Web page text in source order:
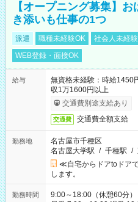
【オープニング募集】
き添いも仕事の1つ
派遣 職種未経験OK 社会人未経
WEB登録・面接OK
給与
無資格未経験：時給
収1万1600円以上
交通費別途支給あり
交通費 交通費全額支給
勤務地
名古屋市千種区
名古屋大学駅 / 千種駅 /
≪自宅からドアtoドア
します。
勤務時間
9:00～18:00（休憩60分） ■ご希望があれば下記シフトもOK！